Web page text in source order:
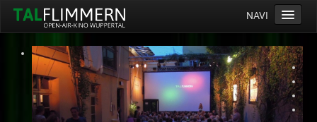
NAVI
Home
Programm
Service